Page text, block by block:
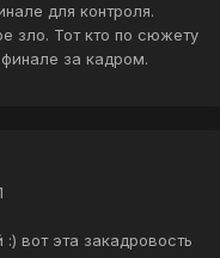
для контроля.
зло. Тот кто по сюжету
за кадром.
вот эта закадровость